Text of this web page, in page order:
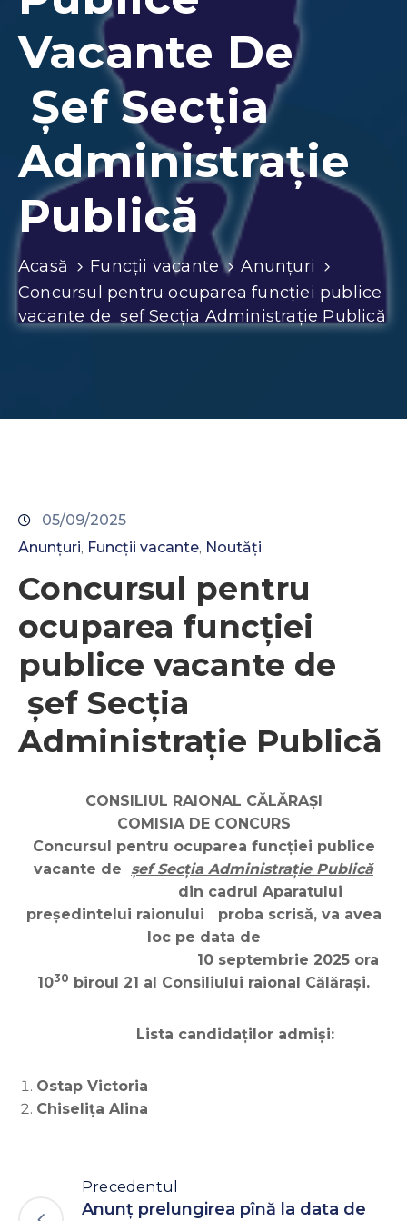
Contacte
Vacante De
Șef Secția
Administrație
Publică
Acasă Funcții vacante
Anunțuri
Concursul pentru ocuparea funcţiei publice
vacante de șef Secția Administrație Publică
05/09/2025
Anunțuri‚ Funcții vacante‚ Noutăți
Concursul pentru
ocuparea funcţiei
publice vacante de
șef Secția
Administrație Publică
CONSILIUL RAIONAL CĂLĂRAŞI
COMISIA DE CONCURS
Concursul pentru ocuparea funcţiei publice
vacante de
șef Secția Administrație Publică
din cadrul Aparatului
președintelui raionului proba scrisă, va avea
loc pe data de
10 septembrie 2025 ora
1030 biroul 21 al Consiliului raional Călărași.
Lista candidaților admiși:
Ostap Victoria
Chiselița Alina
Precedentul
Anunţ prelungirea pînă la data de